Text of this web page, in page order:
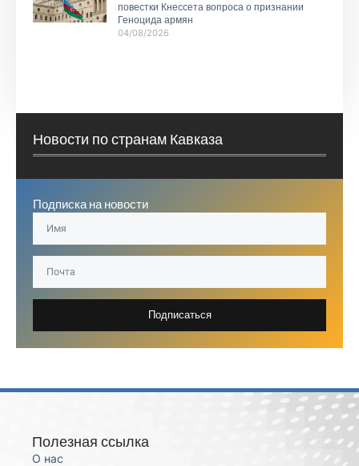
повестки Кнессета вопроса о признании
Геноцида армян
04/08/2026
Новости по странам Кавказа
Подписка на новости
Подписаться
Полезная ссылка
О нас